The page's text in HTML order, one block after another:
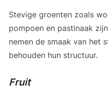
Stevige groenten zoals
pompoen en pastinaak
nemen de smaak van het
behouden hun structuur.
Fruit